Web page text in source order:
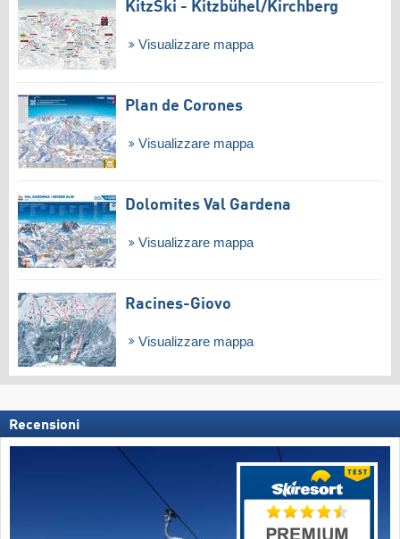
KitzSki - Kitzbühel/​Kirchberg
Visualizzare mappa
Plan de Corones
Visualizzare mappa
Dolomites Val Gardena
Visualizzare mappa
Racines-Giovo
Visualizzare mappa
Recensioni